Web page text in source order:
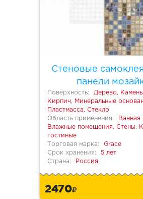
Стеновые
панели
Поверхность:
Дерево,
Кирпич, Минеральные
Пластмасса, Стекло
Область применения:
Ванная
Влажные помещения, Стены,
гостиные
Торговая марка:
Grace
Срок хранения:
5 лет
Страна:
Россия
2470